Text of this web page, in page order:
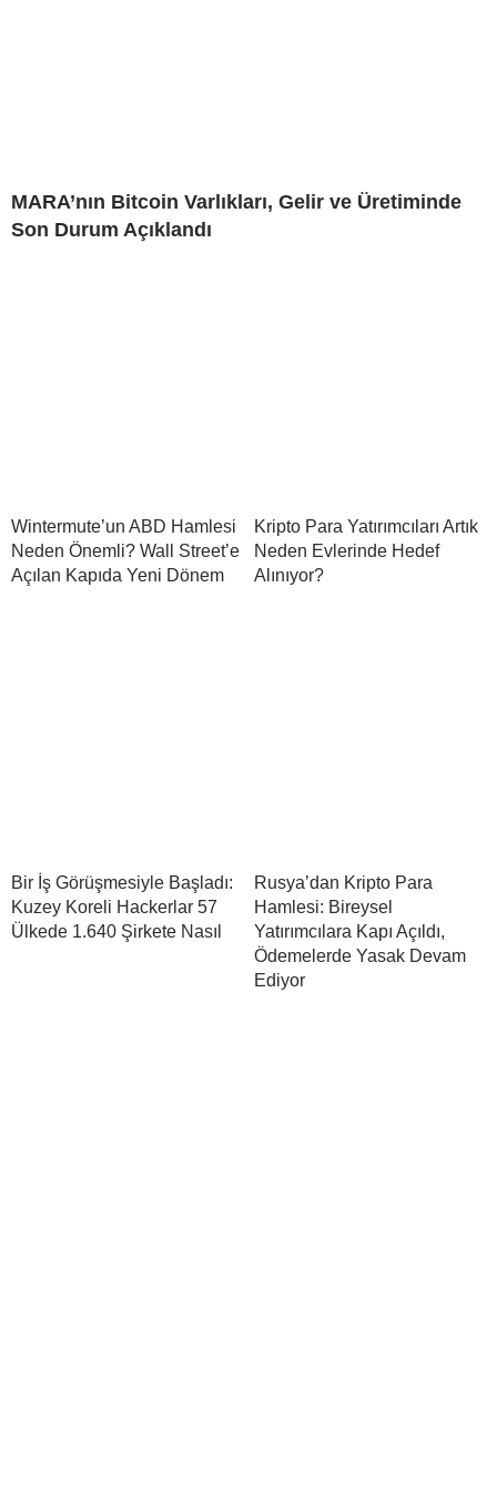
MARA’nın Bitcoin Varlıkları, Gelir ve Üretiminde
Son Durum Açıklandı
Wintermute’un ABD Hamlesi
Neden Önemli? Wall Street’e
Açılan Kapıda Yeni Dönem
Kripto Para Yatırımcıları Artık
Neden Evlerinde Hedef
Alınıyor?
Bir İş Görüşmesiyle Başladı:
Kuzey Koreli Hackerlar 57
Ülkede 1.640 Şirkete Nasıl
Rusya’dan Kripto Para
Hamlesi: Bireysel
Yatırımcılara Kapı Açıldı,
Ödemelerde Yasak Devam
Ediyor